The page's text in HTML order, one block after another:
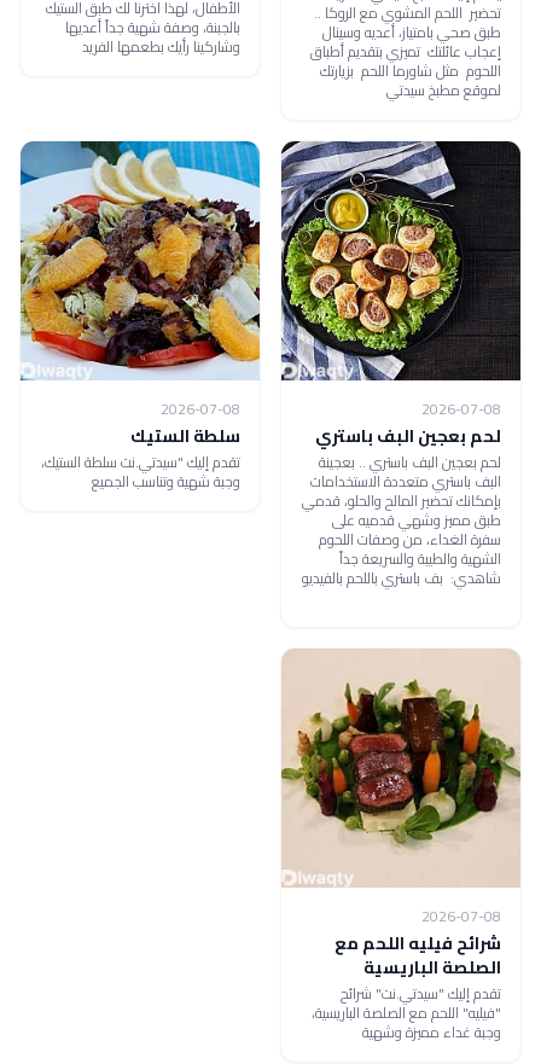
تحضير اللحم المشوي مع الروكا ..
طبق صحي بامتياز، أعديه وسينال
إعجاب عائلتك تميزي بتقديم أطباق
اللحوم مثل شاورما اللحم بزيارتك
لموقع مطبخ سيدتي
الأطفال، لهذا اخترنا لك طبق الستيك
بالجبنة، وصفة شهية جداً أعديها
وشاركينا رأيك بطعمها الفريد
2026-07-08
لحم بعجين البف باستري
لحم بعجين البف باستري .. بعجينة
البف باستري متعددة الاستخدامات
بإمكانك تحضير المالح والحلو، قدمي
طبق مميز وشهي قدميه على
سفرة الغداء، من وصفات اللحوم
الشهية والطيبة والسريعة جداً
شاهدي: بف باستري باللحم بالفيديو
2026-07-08
سلطة الستيك
تقدم إليك "سيدتي.نت سلطة الستيك،
وجبة شهية وتناسب الجميع
2026-07-08
شرائح فيليه اللحم مع
الصلصة الباريسية
تقدم إليك "سيدتي.نت" شرائح
"فيليه" اللحم مع الصلصة الباريسية،
وجبة غداء مميزة وشهية